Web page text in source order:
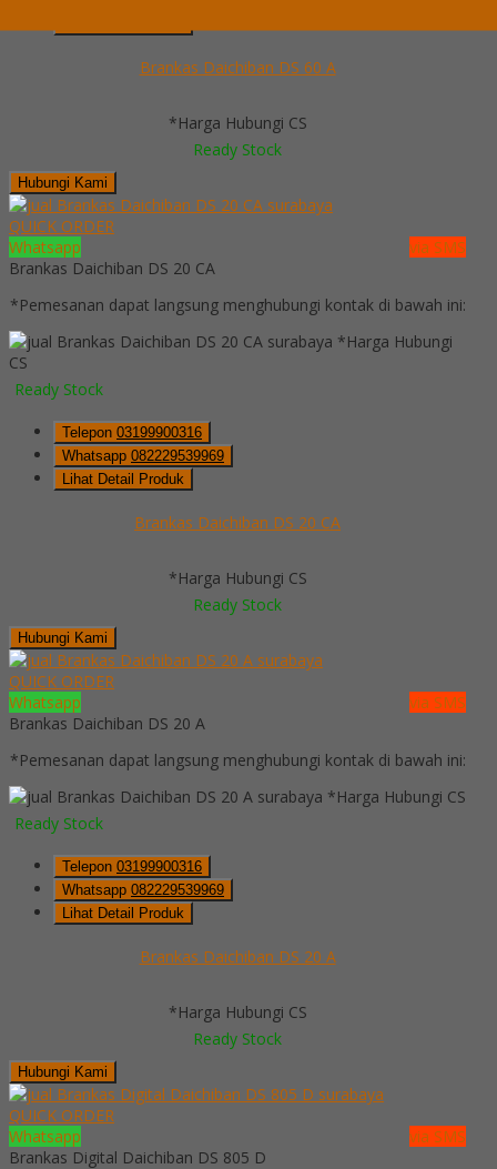
Brankas Daichiban DS 60 A
*Harga Hubungi CS
Ready Stock
Hubungi Kami
QUICK ORDER
Whatsapp
via SMS
Brankas Daichiban DS 20 CA
*Pemesanan dapat langsung menghubungi kontak di bawah ini:
*Harga Hubungi
CS
Ready Stock
Telepon 03199900316
Whatsapp 082229539969
Lihat Detail Produk
Brankas Daichiban DS 20 CA
*Harga Hubungi CS
Ready Stock
Hubungi Kami
QUICK ORDER
Whatsapp
via SMS
Brankas Daichiban DS 20 A
*Pemesanan dapat langsung menghubungi kontak di bawah ini:
*Harga Hubungi CS
Ready Stock
Telepon 03199900316
Whatsapp 082229539969
Lihat Detail Produk
Brankas Daichiban DS 20 A
*Harga Hubungi CS
Ready Stock
Hubungi Kami
QUICK ORDER
Whatsapp
via SMS
Brankas Digital Daichiban DS 805 D